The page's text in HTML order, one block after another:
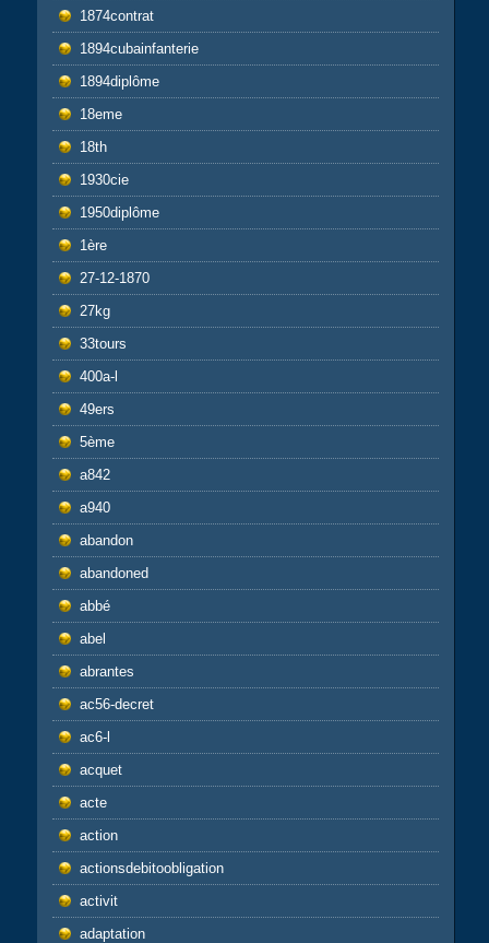
1874contrat
1894cubainfanterie
1894diplôme
18eme
18th
1930cie
1950diplôme
1ère
27-12-1870
27kg
33tours
400a-l
49ers
5ème
a842
a940
abandon
abandoned
abbé
abel
abrantes
ac56-decret
ac6-l
acquet
acte
action
actionsdebitoobligation
activit
adaptation